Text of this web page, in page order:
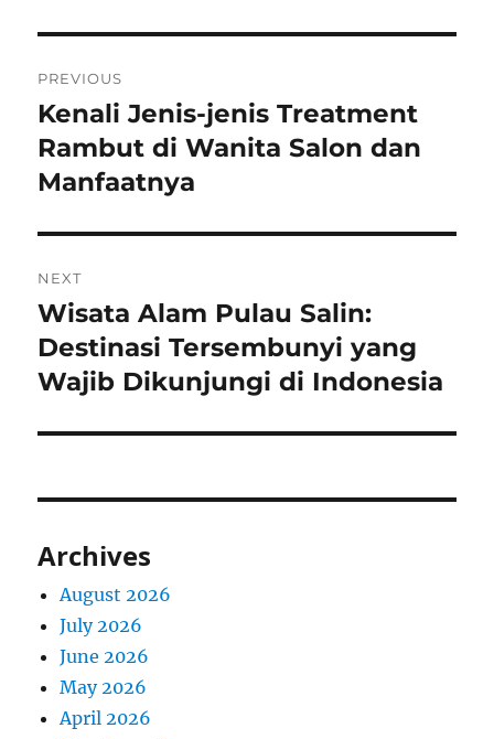
navigation
PREVIOUS
Previous
post:
Kenali Jenis-jenis Treatment
Rambut di Wanita Salon dan
Manfaatnya
NEXT
Next
post:
Wisata Alam Pulau Salin:
Destinasi Tersembunyi yang
Wajib Dikunjungi di Indonesia
Archives
August 2026
July 2026
June 2026
May 2026
April 2026